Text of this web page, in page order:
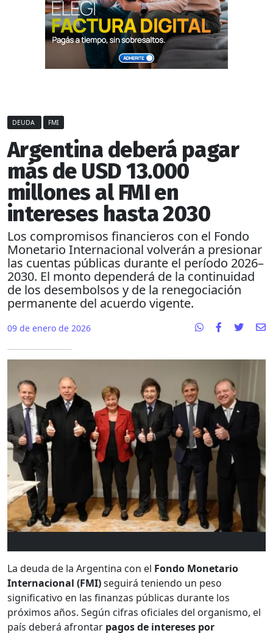
DEUDA FMI
Argentina deberá pagar
más de USD 13.000
millones al FMI en
intereses hasta 2030
Los compromisos financieros con el Fondo
Monetario Internacional volverán a presionar
las cuentas públicas durante el período 2026–
2030. El monto dependerá de la continuidad
de los desembolsos y de la renegociación
permanente del acuerdo vigente.
09 de enero de 2026
La deuda de la Argentina con el Fondo Monetario
Internacional (FMI)seguirá teniendo un peso
significativo en las finanzas públicas durante los
próximos años. Según cifras oficiales del organismo, el
país deberá afrontar pagos de intereses por